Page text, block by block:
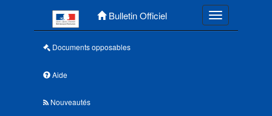
Bulletin Officiel Toggle
Documents opposables
Aide
Nouveautés